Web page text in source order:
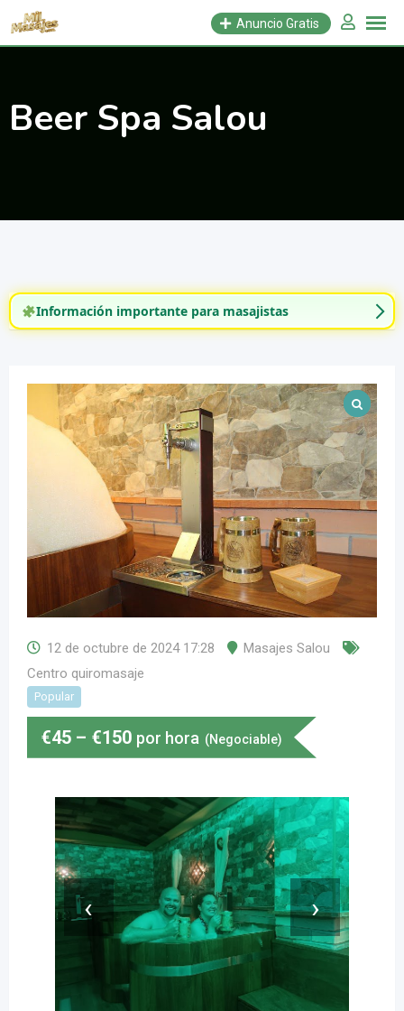
Saltar
Anuncio Gratis
Beer Spa Salou
Información importante para masajistas
12 de octubre de 2024 17:28
Masajes Salou
Centro quiromasaje
Popular
€45 – €150 por hora (Negociable)
‹ ›